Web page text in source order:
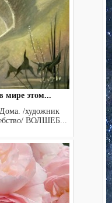
мире этом...
/художник
ВОЛШЕБ...